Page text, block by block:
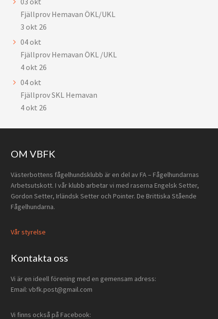
Fjällprov Hemavan ÖKL/UKL
3 okt 26
04okt
Fjällprov Hemavan ÖKL /UKL
4 okt 26
04okt
Fjällprov SKL Hemavan
4 okt 26
Footer
OM VBFK
Västerbottens fågelhundsklubb är en del av FA – Fågelhundarnas
Arbetsutskott. I vår klubb arbetar vi med raserna Engelsk Setter,
Gordon Setter, Irländsk Setter och Pointer. De Brittiska Stående
Fågelhundarna.
Vår styrelse
Kontakta oss
Vi är en ideell förening med en gemensam adress:
Email: vbfk.post@gmail.com
Vi finns också på Facebook: